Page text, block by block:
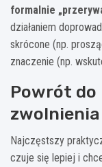
formalnie
działaniem
skrócone (np.
znaczenie (np.
Powrót do
Najczęstszy
czuje się lepiej i